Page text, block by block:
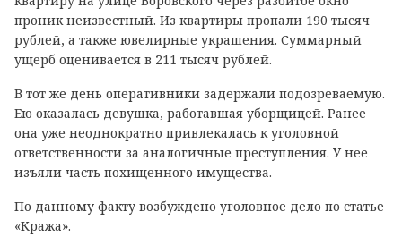
проник неизвестный. Из квартиры пропали 190 тысяч
рублей, а также ювелирные украшения. Суммарный
ущерб оценивается в 211 тысяч рублей.
В тот же день оперативники задержали подозреваемую.
Ею оказалась девушка, работавшая уборщицей. Ранее
она уже неоднократно привлекалась к уголовной
ответственности за аналогичные преступления. У нее
изъяли часть похищенного имущества.
По данному факту возбуждено уголовное дело по статье
«Кража».